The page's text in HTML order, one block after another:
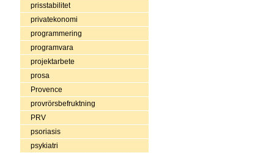
prisstabilitet
privatekonomi
programmering
programvara
projektarbete
prosa
Provence
provrörsbefruktning
PRV
psoriasis
psykiatri